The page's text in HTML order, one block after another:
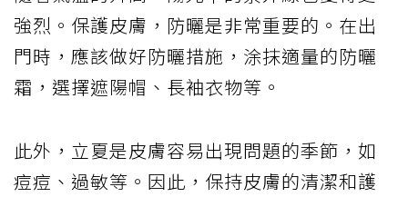
強烈。保護皮膚，防曬是非常重要的。在出
門時，應該做好防曬措施，涂抹適量的防曬
霜，選擇遮陽帽、長袖衣物等。
此外，立夏是皮膚容易出現問題的季節，如
痘痘、過敏等。因此，保持皮膚的清潔和護